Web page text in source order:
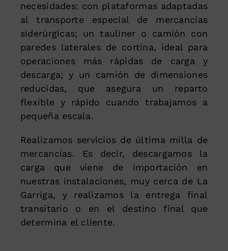
necesidades: con plataformas adaptadas
al transporte especial de mercancías
siderúrgicas; un tauliner o camión con
paredes laterales de cortina, ideal para
operaciones más rápidas de carga y
descarga; y un camión de dimensiones
reducidas, que asegura un reparto
flexible y rápido cuando trabajamos a
pequeña escala.
Realizamos servicios de última milla de
mercancías. Es decir, descargamos la
carga que viene de importación en
nuestras instalaciones, muy cerca de La
Garriga, y realizamos la entrega final
transitario o en el destino final que
determina el cliente.